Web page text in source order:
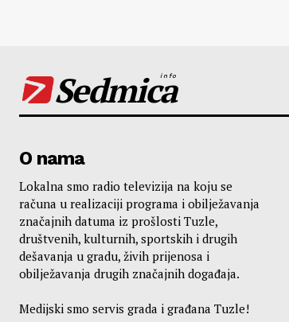
Sedmica
info
O nama
Lokalna smo radio televizija na koju se
računa u realizaciji programa i obilježavanja
značajnih datuma iz prošlosti Tuzle,
društvenih, kulturnih, sportskih i drugih
dešavanja u gradu, živih prijenosa i
obilježavanja drugih značajnih događaja.
Medijski smo servis grada i građana Tuzle!